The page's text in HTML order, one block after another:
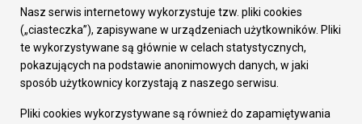
Załatw sprawę
Prezydent Miasta
Rada Miasta
Wydziały
Elektroniczna Skrzynka Podawcza
Gospodarka
Nasz serwis internetowy wykorzystuje tzw. pliki cookies
(„ciasteczka”), zapisywane w urządzeniach użytkowników. Pliki
te wykorzystywane są głównie w celach statystycznych,
pokazujących na podstawie anonimowych danych, w jaki
sposób użytkownicy korzystają z naszego serwisu.
Pliki cookies wykorzystywane są również do zapamiętywania